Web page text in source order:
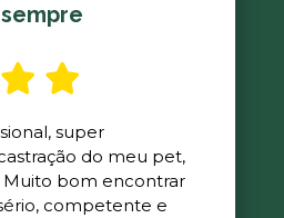
super
do meu pet,
bom encontrar
competente e